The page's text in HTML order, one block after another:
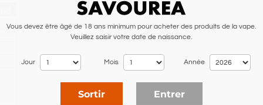
Vous devez être âgé de 18 ans minimum pour acheter des produits de la vape.
Veuillez saisir votre date de naissance.
Jour Mois Année
Sortir Entrer